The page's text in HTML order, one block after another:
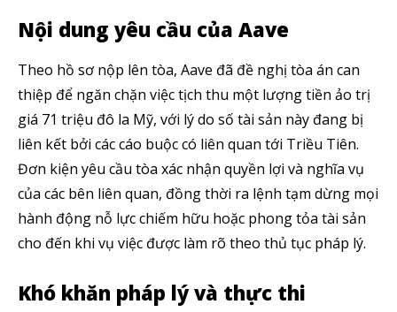
Nội dung yêu cầu của Aave
Theo hồ sơ nộp lên tòa, Aave đã đề nghị tòa án can
thiệp để ngăn chặn việc tịch thu một lượng tiền ảo trị
giá 71 triệu đô la Mỹ, với lý do số tài sản này đang bị
liên kết bởi các cáo buộc có liên quan tới Triều Tiên.
Đơn kiện yêu cầu tòa xác nhận quyền lợi và nghĩa vụ
của các bên liên quan, đồng thời ra lệnh tạm dừng mọi
hành động nỗ lực chiếm hữu hoặc phong tỏa tài sản
cho đến khi vụ việc được làm rõ theo thủ tục pháp lý.
Khó khăn pháp lý và thực thi